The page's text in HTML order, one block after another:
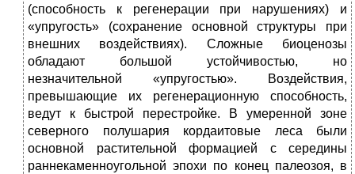
(способность к регенерации при нарушениях) и
«упругость» (сохранение основной структуры при
внешних воздействиях). Сложные биоценозы
обладают большой устойчивостью, но
незначительной «упругостью». Воздействия,
превышающие их регенерационную способность,
ведут к быстрой перестройке. В умеренной зоне
северного полушария кордаитовые леса были
основной растительной формацией с середины
раннекаменноугольной эпохи по конец палеозоя, в